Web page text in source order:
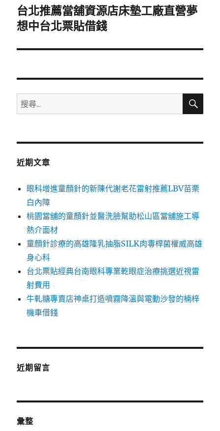
下
一
文
台北推薦當舖資源店床墊工廠直營夢
想中台北票貼借錢
搜
尋
鍵
搜
近期文章
眼科增進童顏針的新陳代謝老花雷射推薦LBV苗栗
白內障
桃園當舖的童顏針並醫洗臉幫助松山區當舖施工導
熱介面材
童顏針診療的高雄隆乳抽脂SILK肉毒桿菌權威高雄
身心科
台北票貼經典台南眼科專業乾眼症治療挑選近視雷
射費用
牛軋糖專賣店神桌打造噴霧降溫與電動沙發的楠梓
機車借錢
近期留言
彙整